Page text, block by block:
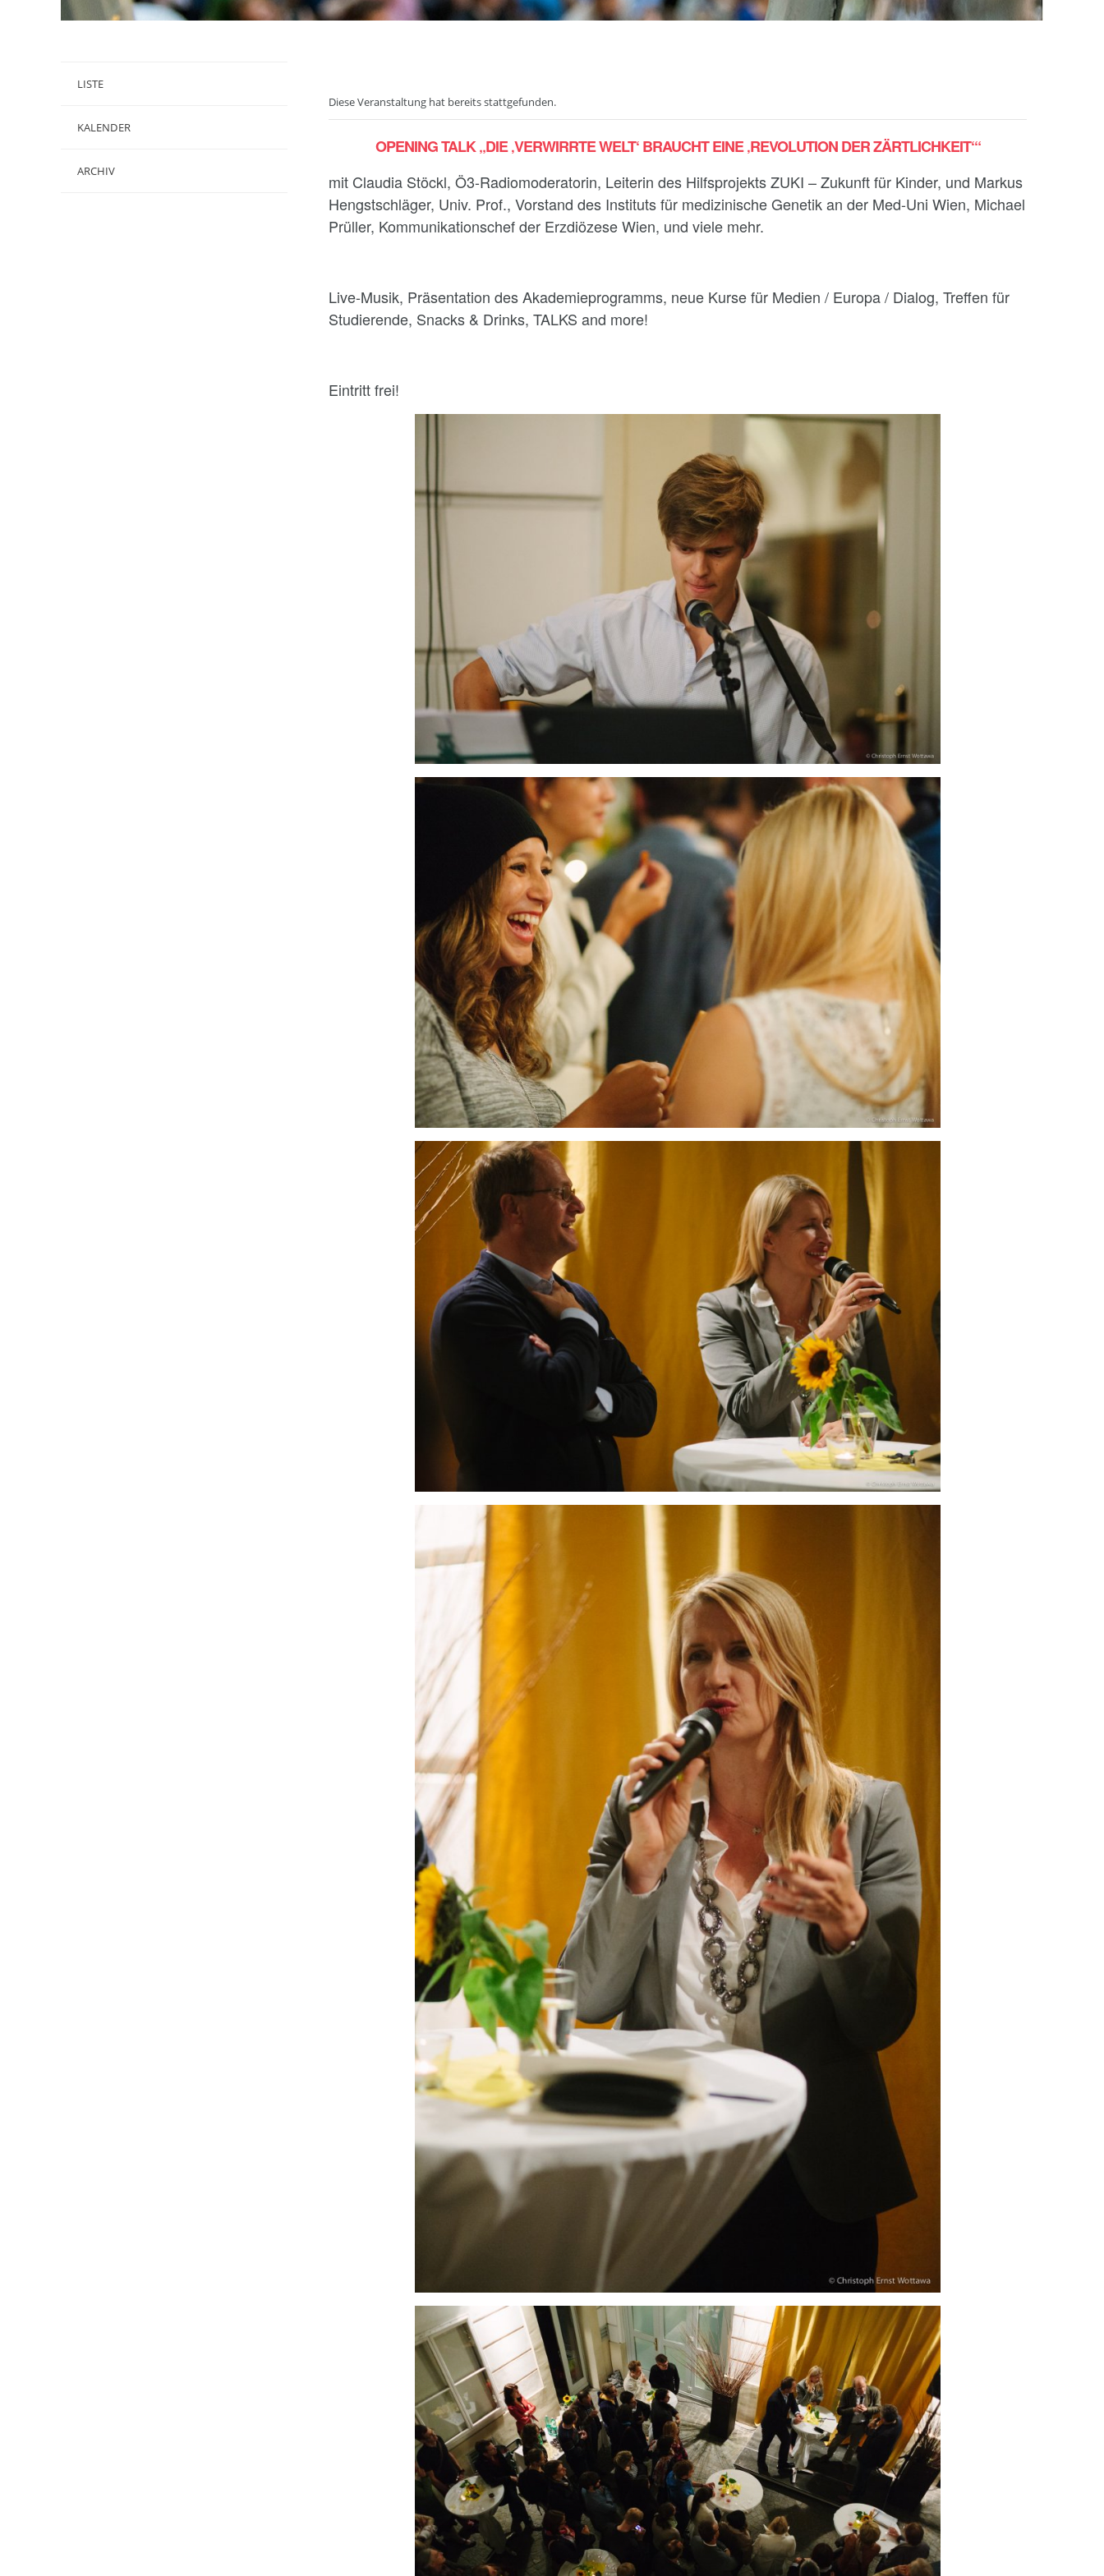
LISTE
KALENDER
ARCHIV
Diese Veranstaltung hat bereits stattgefunden.
OPENING TALK „DIE ‚VERWIRRTE WELT‘ BRAUCHT EINE ‚REVOLUTION DER ZÄRTLICHKEIT‘“
mit Claudia Stöckl, Ö3-Radiomoderatorin, Leiterin des Hilfsprojekts ZUKI – Zukunft für Kinder, und Markus
Hengstschläger, Univ. Prof., Vorstand des Instituts für medizinische Genetik an der Med-Uni Wien, Michael
Prüller, Kommunikationschef der Erzdiözese Wien, und viele mehr.
Live-Musik, Präsentation des Akademieprogramms, neue Kurse für Medien / Europa / Dialog, Treffen für
Studierende, Snacks & Drinks, TALKS and more!
Eintritt frei!